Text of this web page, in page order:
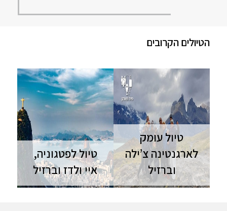
הטיולים הקרובים
טיול עומק
לארגנטינה צ’ילה
וברזיל
ארגנטינה צ'ילה וברזיל
טיול לפטגוניה,
איי ולדז וברזיל
חבל ארץ פטגוניה -